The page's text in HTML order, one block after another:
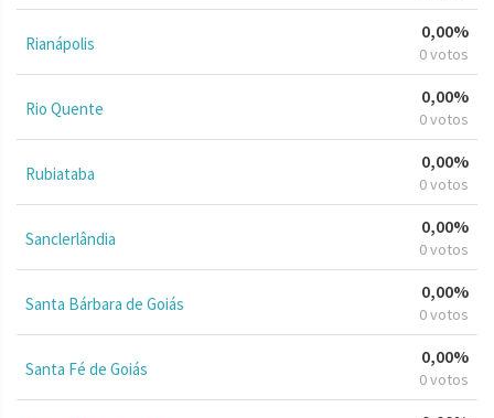
Rianápolis
0,00%
0 votos
Rio Quente
0,00%
0 votos
Rubiataba
0,00%
0 votos
Sanclerlândia
0,00%
0 votos
Santa Bárbara de Goiás
0,00%
0 votos
Santa Fé de Goiás
0,00%
0 votos